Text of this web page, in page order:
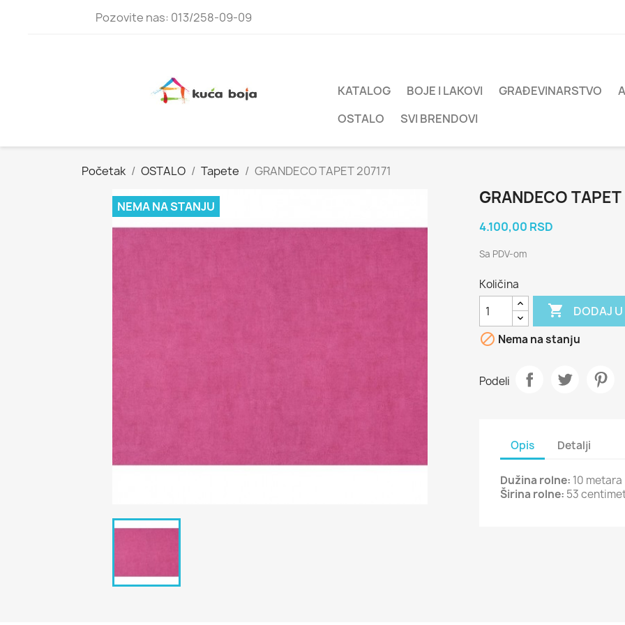
Pozovite nas: 013/258-09-09
KATALOG BOJE I LAKOVI GRAĐEVINARSTVO
OSTALO
SVI BRENDOVI
Početak OSTALO Tapete GRANDECO TAPET 207171
NEMA NA STANJU GRANDECO
4.100,00 RSD
Sa PDV-om
Količina
 DODAJ
 Nema na stanju
Podeli
Opis Detalji
Dužina rolne: 10 metara
Širina rolne: 53